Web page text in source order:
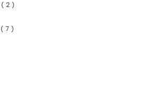
(2)
(7)